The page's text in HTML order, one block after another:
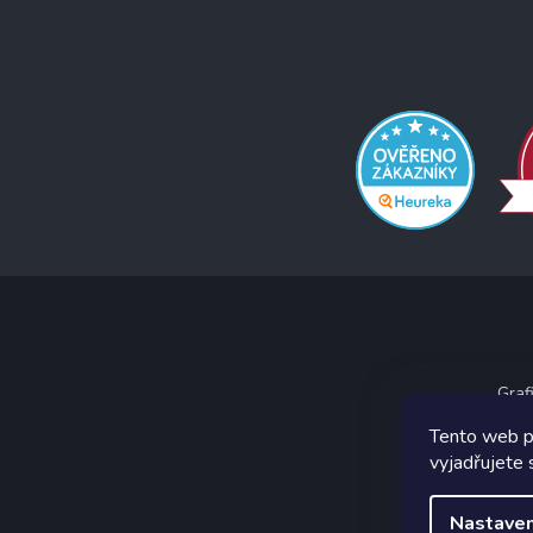
Tento web
vyjadřujete